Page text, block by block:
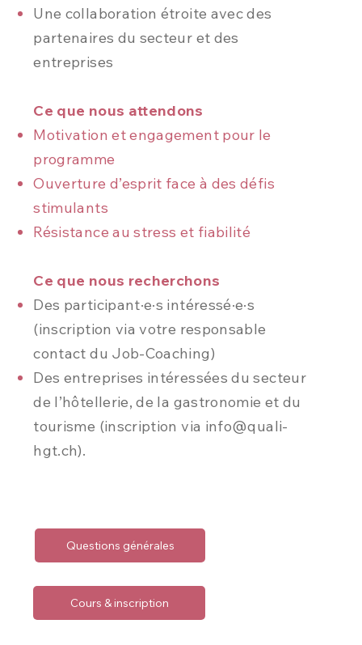
Une collaboration étroite avec des
partenaires du secteur et des
entreprises
Ce que nous attendons
Motivation et engagement pour le
programme
Ouverture d’esprit face à des défis
stimulants
Résistance au stress et fiabilité
Ce que nous recherchons
Des participant·e·s intéressé·e·s
(inscription via votre responsable
contact du Job-Coaching)
Des entreprises intéressées du secteur
de l’hôtellerie, de la gastronomie et du
tourisme (inscription via info@quali-
hgt.ch).
Cours & inscription
Questions générales